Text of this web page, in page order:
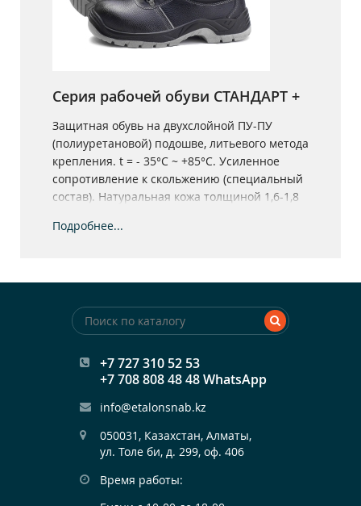
Серия рабочей обуви СТАНДАРТ +
Защитная обувь на двухслойной ПУ-ПУ
(полиуретановой) подошве, литьевого метода
крепления. t = - 35°С ~ +85°С. Усиленное
сопротивление к скольжению (специальный
состав). Натуральная кожа толщиной 1,6-1,8
Подробнее...
+7 727 310 52 53
+7 708 808 48 48 WhatsApp
info@etalonsnab.kz
050031, Казахстан, Алматы,
ул. Толе би, д. 299, оф. 406
Время работы: